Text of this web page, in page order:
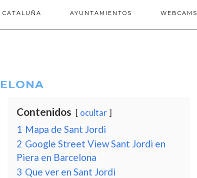
CATALUÑA AYUNTAMIENTOS WEBCAMS
Contenidos ocultar
1 Mapa de Sant Jordi
2 Google Street View Sant Jordi en
Piera en Barcelona
3 Que ver en Sant Jordi